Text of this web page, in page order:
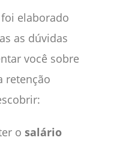
elaborado
as dúvidas
você sobre
retenção
o salário